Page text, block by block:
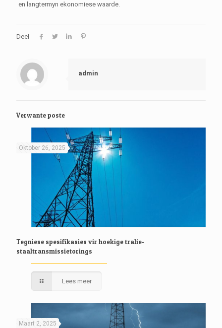
en langtermyn ekonomiese waarde.
Deel
admin
Verwante poste
Oktober 26, 2025
Tegniese spesifikasies vir hoekige tralie-
staaltransmissietorings
Lees meer
Maart 2, 2025